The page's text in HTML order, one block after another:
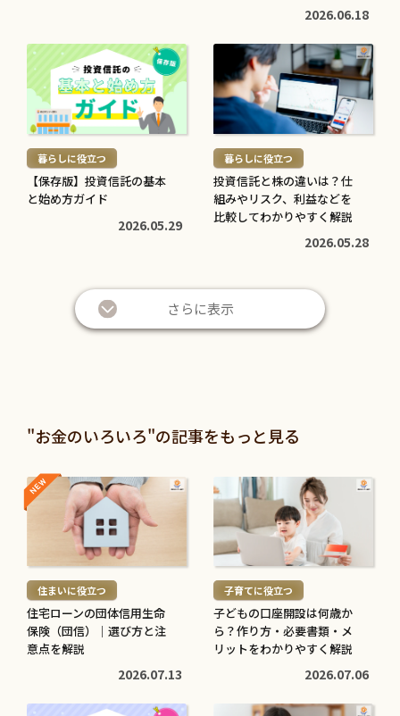
2026.05.12
意点・対処法を解説
2026.04.20
2026.06.18
続
き
を
読
む
> 暮らしに役立つ
【保存版】投資信託の基本
と始め方ガイド
2026.05.29
き
を
読
む
> 暮らしに役立つ
投資信託と株の違いは？仕
組みやリスク、利益などを
比較してわかりやすく解説
2026.05.28
さらに表示
"お金のいろいろ"の記事をもっと見る
続
き
む
>
NEW
NEW
住まいに役立つ
住宅ローンの団体信用生命
保険（団信）｜選び方と注
意点を解説
2026.07.13
続
き
を
読
む
> 子育てに役立つ
子どもの口座開設は何歳か
ら？作り方・必要書類・メ
リットをわかりやすく解説
2026.07.06